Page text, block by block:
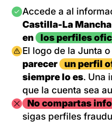
Imagen
Accede a al
Castilla-La
en
los perfiles
Imagen
El logo de la Junta
parecer
un perfil
siempre lo es. Una
que la cuenta sea
ImagenNo compartas
sigas perfiles